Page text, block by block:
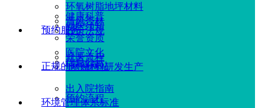
环氧树脂地坪材料
荣誉资质
健康科普
清风杏林
医院文化
就医须知
就医流程
出入院指南
政策法规
信息公示
预约服务
地坪材料研发生产
预约流程
正规的网赌网站
环境管理体系标准